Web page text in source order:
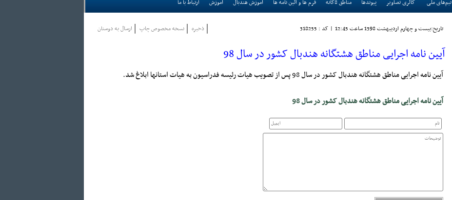
تیم‌های ملی گالری تصاویر پیوندها مناطق 8گانه فرم ها و آئین نامه ها آموزش هندبال آموزش ارتباط با ما
تاريخ:بيست و چهارم ارديبهشت 1398 ساعت 12:45 | کد : 318255 ذخيره نسخه مخصوص چاپ ارسال به دوستان
آیین نامه اجرایی مناطق هشتگانه هندبال کشور در سال 98
آیین نامه اجرایی مناطق هشتگانه هندبال کشور در سال 98 پس از تصویب هیات رئیسه فدراسیون به هیات استانها ابلاغ شد.
آیین نامه اجرایی مناطق هشتگانه هندبال کشور در سال 98